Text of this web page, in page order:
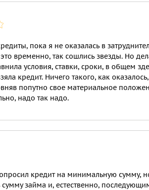
пока я не оказалась в
временно, так сошлись звезды. Но
условия, ставки, сроки, в общем
кредит. Ничего такого, как оказалось,
попутно свое материальное
надо так надо.
кредит на минимальную сумму,
займа и, естественно,